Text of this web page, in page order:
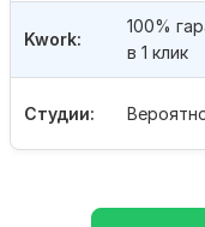
Студии:
Kwork:
100%
в 1 клик